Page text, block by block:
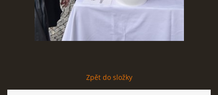
Kapela BUMERANG
kapelabumerang@gmail.com
Zpět do složky